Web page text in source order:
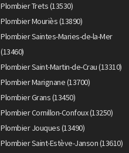
Plombier Trets (13530)
Plombier Mouriès (13890)
Plombier Saintes-Maries-de-la-Mer
(13460)
Plombier Saint-Martin-de-Crau (13310)
Plombier Marignane (13700)
Plombier Grans (13450)
Plombier Cornillon-Confoux (13250)
Plombier Jouques (13490)
Plombier Saint-Estève-Janson (13610)